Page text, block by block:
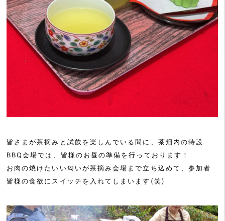
皆さまが茶摘みと試飲を楽しんでいる間に、茶畑内の特設
BBQ会場では、皆様のお昼の準備を行っております！
お肉の焼けたいい匂いが茶摘み会場まで立ち込めて、参加者
皆様の食欲にスイッチを入れてしまいます(笑)